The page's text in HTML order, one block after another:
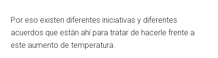
Por eso existen diferentes iniciativas y diferentes
acuerdos que están ahí para tratar de hacerle frente a
este aumento de temperatura.